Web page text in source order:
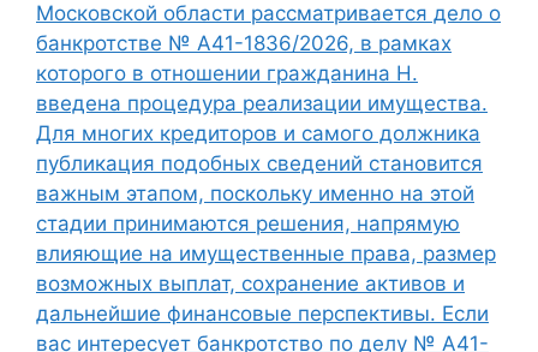
Московской области рассматривается дело о
банкротстве № А41-1836/2026, в рамках
которого в отношении гражданина Н.
введена процедура реализации имущества.
Для многих кредиторов и самого должника
публикация подобных сведений становится
важным этапом, поскольку именно на этой
стадии принимаются решения, напрямую
влияющие на имущественные права, размер
возможных выплат, сохранение активов и
дальнейшие финансовые перспективы. Если
вас интересует банкротство по делу № А41-